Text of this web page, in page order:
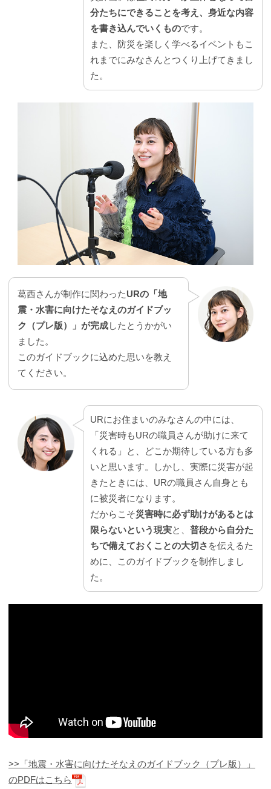
分たちにできることを考え、身近な内容
を書き込んでいくものです。
また、防災を楽しく学べるイベントもこ
れまでにみなさんとつくり上げてきまし
た。
葛西さんが制作に関わったURの「地
震・水害に向けたそなえのガイドブッ
ク（プレ版）」が完成したとうかがい
ました。
このガイドブックに込めた思いを教え
てください。
URにお住まいのみなさんの中には、
「災害時もURの職員さんが助けに来て
くれる」と、どこか期待している方も多
いと思います。しかし、実際に災害が起
きたときには、URの職員さん自身とも
に被災者になります。
だからこそ災害時に必ず助けがあるとは
限らないという現実と、 普段から自分た
ちで備えておくことの大切さ を伝えるた
めに、このガイドブックを制作しまし
た。
>>「地震・水害に向けたそなえのガイドブック（プレ版）」
のPDFはこちら